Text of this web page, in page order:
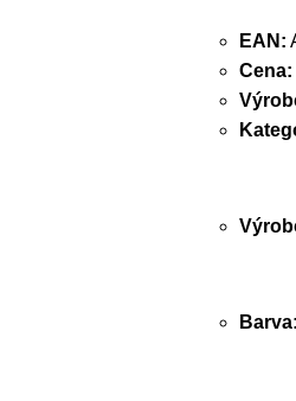
EAN:
Cena:
Barva: